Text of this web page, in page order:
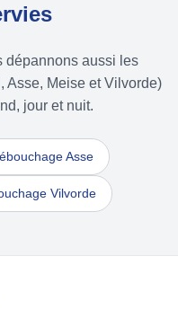
dépannons aussi les
Asse, Meise et Vilvorde)
jour et nuit.
Asse
Vilvorde